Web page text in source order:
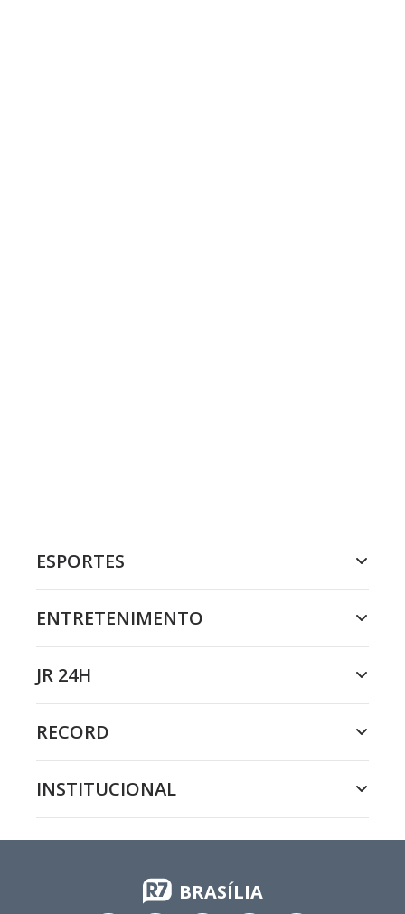
ESPORTES
ENTRETENIMENTO
JR 24H
RECORD
INSTITUCIONAL
BRASÍLIA